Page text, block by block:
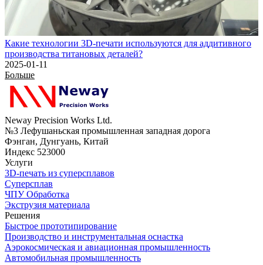
Какие технологии 3D-печати используются для аддитивного
производства титановых деталей?
2025-01-11
Больше
Neway Precision Works Ltd.
№3 Лефушаньская промышленная западная дорога
Фэнган, Дунгуань, Китай
Индекс 523000
Услуги
3D-печать из суперсплавов
Суперсплав
ЧПУ Обработка
Экструзия материала
Решения
Быстрое прототипирование
Производство и инструментальная оснастка
Аэрокосмическая и авиационная промышленность
Автомобильная промышленность